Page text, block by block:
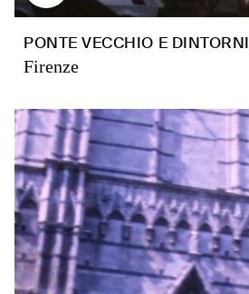
PONTE VECCHIO E DINTORNI
Firenze